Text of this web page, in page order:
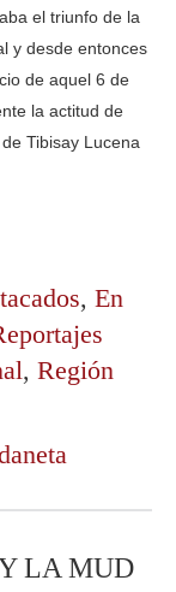
el triunfo de la
y desde entonces
de aquel 6 de
la actitud de
Tibisay Lucena
, En
, Región
LA MUD